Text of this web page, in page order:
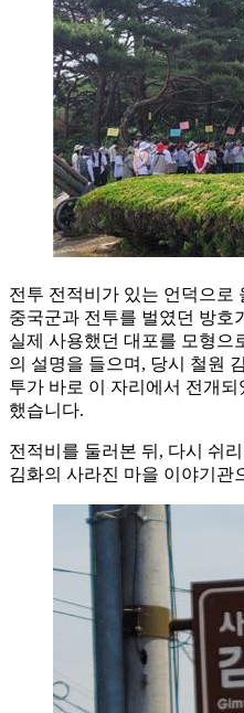
전투 전적비가 있는 언덕으로
중국군과 전투를 벌였던 방호
실제 사용했던 대포를 모형으
의 설명을 들으며, 당시 철원
투가 바로 이 자리에서 전개
했습니다.
전적비를 둘러본 뒤, 다시 쉬
김화의 사라진 마을 이야기관